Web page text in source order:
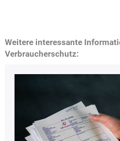
Weitere interessante
Verbraucherschutz: